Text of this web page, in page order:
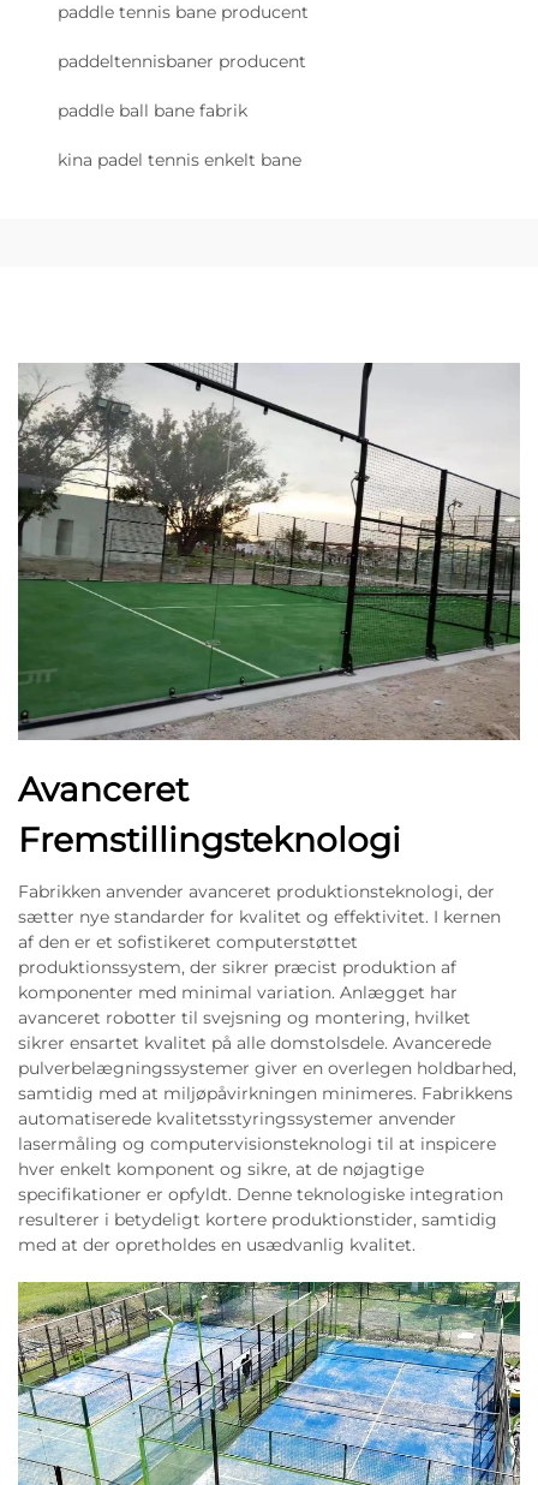
paddle tennis bane producent
paddeltennisbaner producent
paddle ball bane fabrik
kina padel tennis enkelt bane
Avanceret
Fremstillingsteknologi
Fabrikken anvender avanceret produktionsteknologi, der
sætter nye standarder for kvalitet og effektivitet. I kernen
af den er et sofistikeret computerstøttet
produktionssystem, der sikrer præcist produktion af
komponenter med minimal variation. Anlægget har
avanceret robotter til svejsning og montering, hvilket
sikrer ensartet kvalitet på alle domstolsdele. Avancerede
pulverbelægningssystemer giver en overlegen holdbarhed,
samtidig med at miljøpåvirkningen minimeres. Fabrikkens
automatiserede kvalitetsstyringssystemer anvender
lasermåling og computervisionsteknologi til at inspicere
hver enkelt komponent og sikre, at de nøjagtige
specifikationer er opfyldt. Denne teknologiske integration
resulterer i betydeligt kortere produktionstider, samtidig
med at der opretholdes en usædvanlig kvalitet.